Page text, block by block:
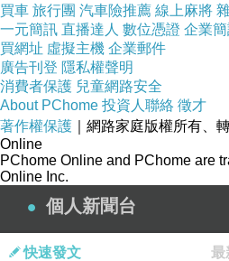
下一篇：永遠的仔／天童荒太
買車 旅行團 汽車險推薦 線上麻將
一元簡訊 直播達人 數位憑證 企業
買網址 虛擬主機 企業郵件
廣告刊登 隱私權聲明
消費者保護 兒童網路安全
About PChome 投資人聯絡 徵才
著作權保護 ｜網路家庭版權所有、
Online
PChome Online and PChome are
Online Inc.
個人新聞台
快速發文 最